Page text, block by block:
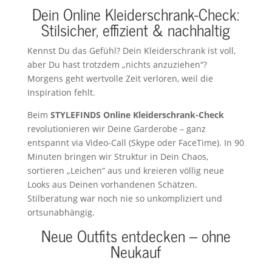
Dein Online Kleiderschrank-Check:
Stilsicher, effizient & nachhaltig
Kennst Du das Gefühl? Dein Kleiderschrank ist voll,
aber Du hast trotzdem „nichts anzuziehen“?
Morgens geht wertvolle Zeit verloren, weil die
Inspiration fehlt.
Beim STYLEFINDS Online Kleiderschrank-Check
revolutionieren wir Deine Garderobe – ganz
entspannt via Video-Call (Skype oder FaceTime). In 90
Minuten bringen wir Struktur in Dein Chaos,
sortieren „Leichen“ aus und kreieren völlig neue
Looks aus Deinen vorhandenen Schätzen.
Stilberatung war noch nie so unkompliziert und
ortsunabhängig.
Neue Outfits entdecken – ohne
Neukauf